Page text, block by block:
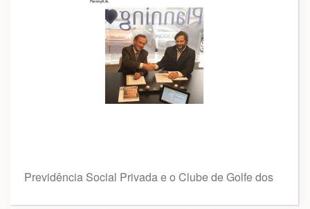
Previdência Social Privada e o Clube de Golfe dos